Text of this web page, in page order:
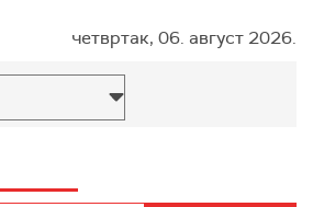
четвртак, 06. август 2026.